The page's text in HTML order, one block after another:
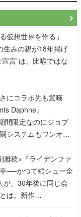
仮想世界を作る」
みの親が18年掲げ
言”は、比喩ではな
にコラボ先も驚嘆
Daphne』
間限定なのにジョブ
システムもワンオフ
両ディレクターに聞
雅稔×『ライデンファ
──かつて縦シュー全
が、30年後に同じ会
は。新作
』で初タッグを組